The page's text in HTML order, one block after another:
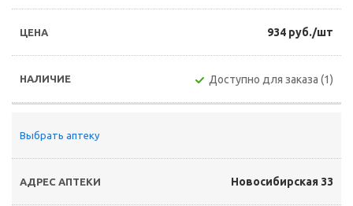
934 руб./шт
Доступно для заказа (1)
Выбрать аптеку
Новосибирская 33